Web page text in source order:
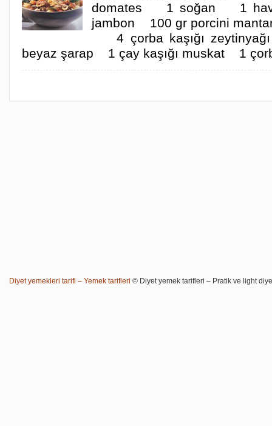
domates 1 soğan 1
jambon 100 gr porcini
4 çorba kaşığı
beyaz şarap 1 çay kaşığı muskat 1
Diyet yemekleri tarifi – Yemek tarifleri © Diyet yemek tarifleri – Pratik ve light